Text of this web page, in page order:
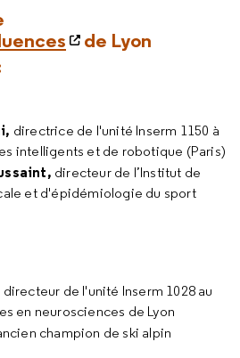
de Lyon
directrice de l'unité Inserm 1150 à
intelligents et de robotique (Paris)
directeur de l’Institut de
et d'épidémiologie du sport
directeur de l'unité Inserm 1028 au
en neurosciences de Lyon
champion de ski alpin